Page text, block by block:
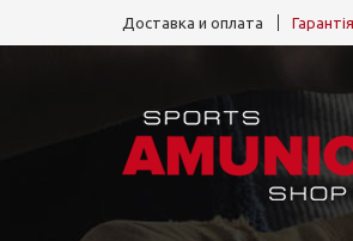
Доставка и оплата